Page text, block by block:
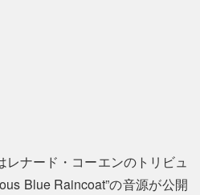
ナード・コーエンのトリビュ
Blue Raincoat”の音源が公開